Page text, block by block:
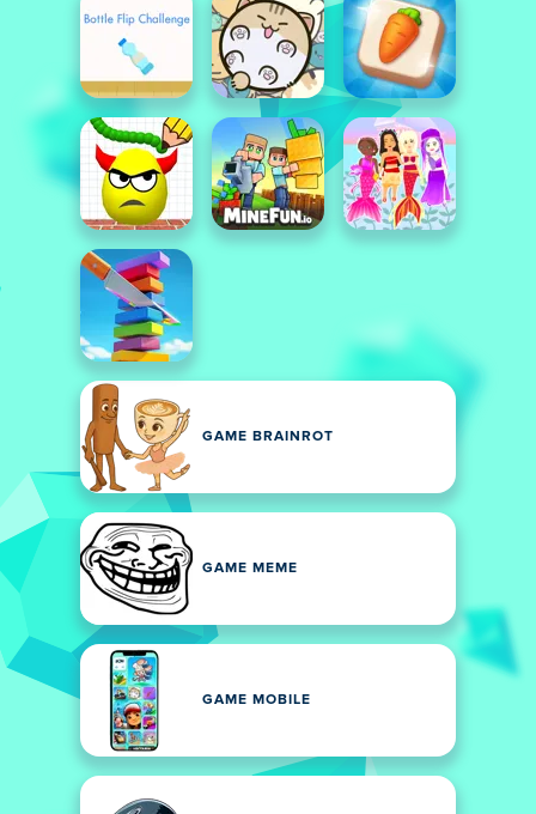
GAME BRAINROT
GAME MEME
GAME MOBILE